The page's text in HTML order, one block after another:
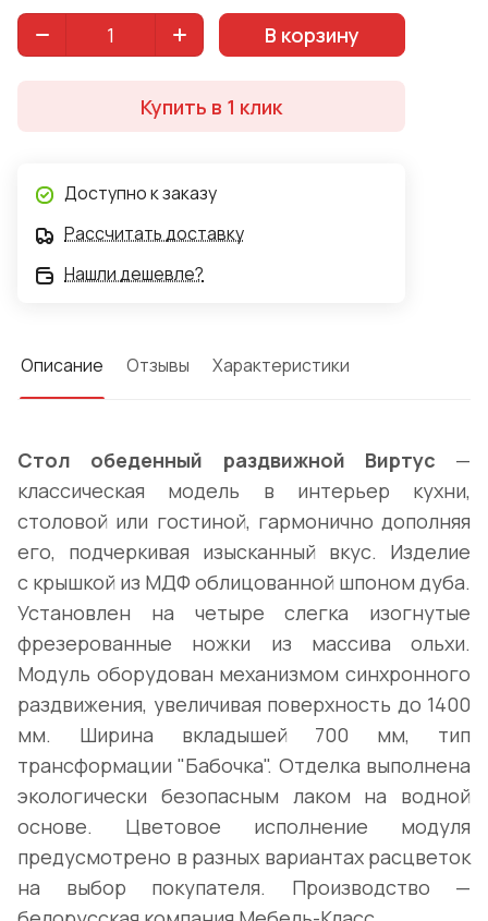
В корзину
Купить в 1 клик
Доступно к заказу
Рассчитать доставку
Нашли дешевле?
Описание Отзывы Характеристики
Стол обеденный раздвижной Виртус —
классическая модель в интерьер кухни,
столовой или гостиной, гармонично дополняя
его, подчеркивая изысканный вкус. Изделие
с крышкой из МДФ облицованной шпоном дуба.
Установлен на четыре слегка изогнутые
фрезерованные ножки из массива ольхи.
Модуль оборудован механизмом синхронного
раздвижения, увеличивая поверхность до 1400
мм. Ширина вкладышей 700 мм, тип
трансформации "Бабочка". Отделка выполнена
экологически безопасным лаком на водной
основе. Цветовое исполнение модуля
предусмотрено в разных вариантах расцветок
на выбор покупателя. Производство —